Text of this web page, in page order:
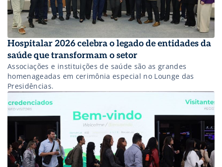
Hospitalar 2026 celebra o legado de entidades da
saúde que transformam o setor
Associações e instituições de saúde são as grandes
homenageadas em cerimônia especial no Lounge das
Presidências.